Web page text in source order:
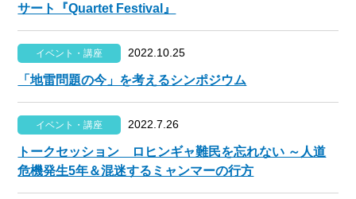
サート『Quartet Festival』
イベント・講座 2022.10.25
「地雷問題の今」を考えるシンポジウム
イベント・講座 2022.7.26
トークセッション ロヒンギャ難民を忘れない ～人道
危機発生5年＆混迷するミャンマーの行方